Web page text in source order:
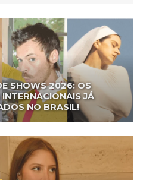
SHOWS 2026: OS
JÁ
NO BRASIL!